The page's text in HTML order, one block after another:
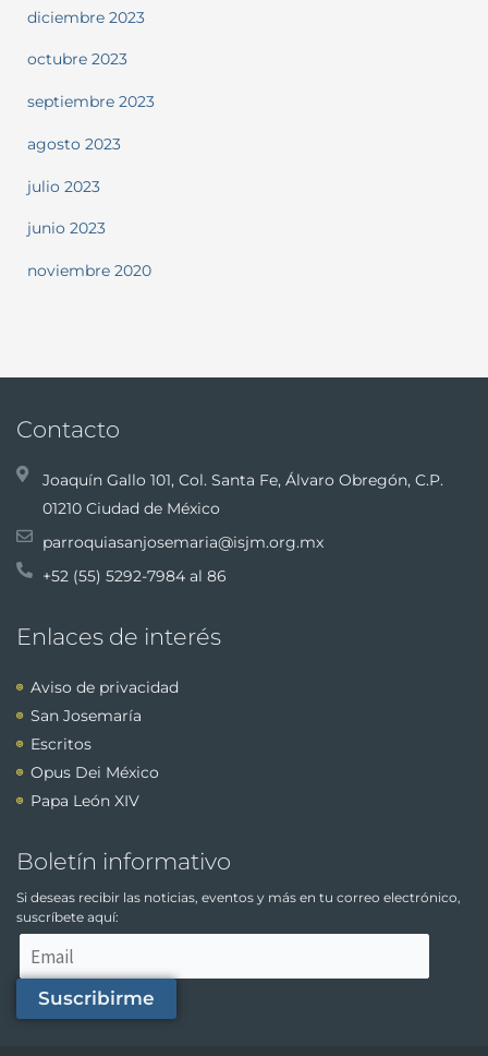
diciembre 2023
octubre 2023
septiembre 2023
agosto 2023
julio 2023
junio 2023
noviembre 2020
Contacto
Joaquín Gallo 101, Col. Santa Fe, Álvaro Obregón, C.P.
01210 Ciudad de México
parroquiasanjosemaria@isjm.org.mx
+52 (55) 5292-7984 al 86
Enlaces de interés
Aviso de privacidad
San Josemaría
Escritos
Opus Dei México
Papa León XIV
Boletín informativo
Si deseas recibir las noticias, eventos y más en tu correo electrónico,
suscríbete aquí:
Suscribirme